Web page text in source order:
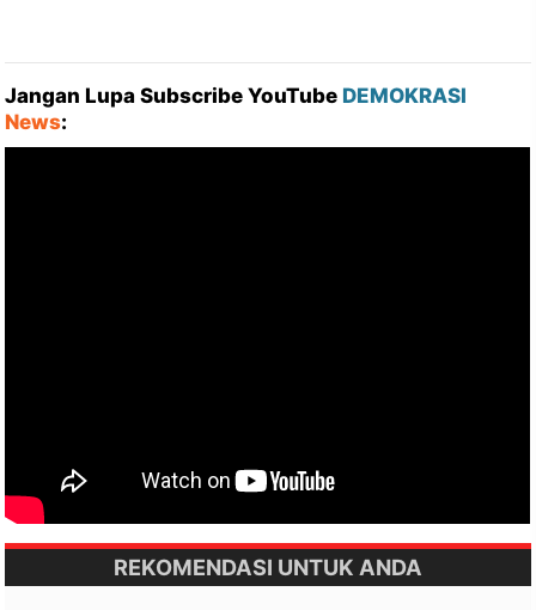
Jangan Lupa Subscribe YouTube DEMOKRASI
News:
REKOMENDASI UNTUK ANDA